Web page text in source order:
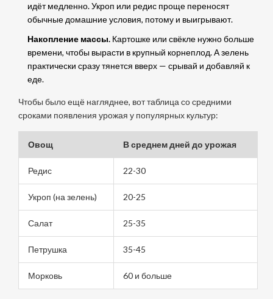
идёт медленно. Укроп или редис проще переносят
обычные домашние условия, потому и выигрывают.
Накопление массы.Картошке или свёкле нужно больше
времени, чтобы вырасти в крупный корнеплод. А зелень
практически сразу тянется вверх — срывай и добавляй к
еде.
Чтобы было ещё нагляднее, вот таблица со средними
сроками появления урожая у популярных культур:
Овощ В среднем дней до урожая
Редис 22-30
Укроп (на зелень) 20-25
Салат 25-35
Петрушка 35-45
Морковь 60 и больше